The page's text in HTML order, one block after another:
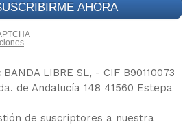
BANDA LIBRE SL, - CIF B90110073
de Andalucía 148 41560 Estepa
de suscriptores a nuestra